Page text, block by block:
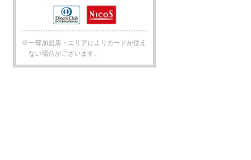
※一部加盟店・エリアによりカードが使え
ない場合がございます。